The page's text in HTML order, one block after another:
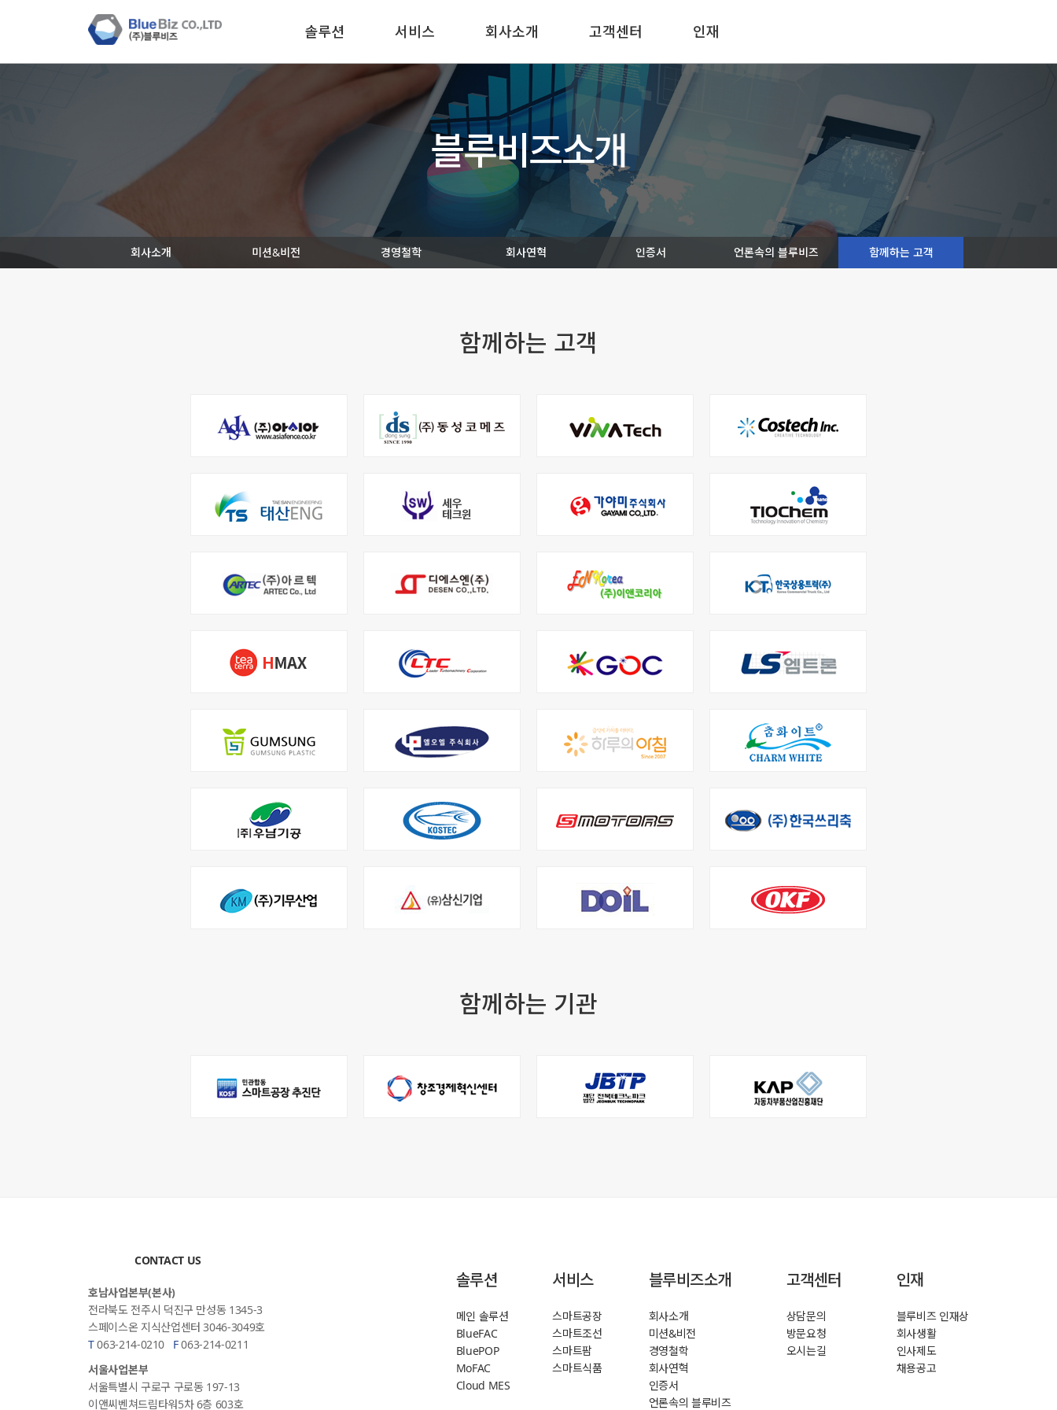
솔루션 서비스 회사소개 고객센터 인재
블루비즈소개
회사소개 미션&비전 경영철학 회사연혁 인증서 언론속의 블루비즈 함께하는 고객
함께하는 고객
함께하는 기관
CONTACT US
호남사업본부(본사)
전라북도 전주시 덕진구 만성동 1345-3
스페이스온 지식산업센터 3046-3049호
T063-214-0210 F063-214-0211
서울사업본부
서울특별시 구로구 구로동 197-13
이앤씨벤쳐드림타워5차 6층 603호
솔루션
메인 솔루션
BlueFAC
BluePOP
MoFAC
Cloud MES
서비스
스마트공장
스마트조선
스마트팜
스마트식품
블루비즈소개
회사소개
미션&비전
경영철학
회사연혁
인증서
언론속의 블루비즈
고객센터
상담문의
방문요청
오시는길
인재
블루비즈 인재상
회사생활
인사제도
채용공고